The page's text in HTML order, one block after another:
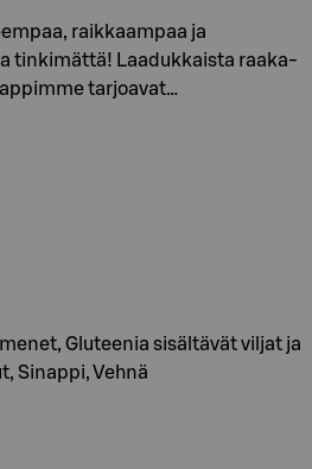
raikkaampaa ja
tinkimättä! Laadukkaista raaka-
tarjoavat…
Gluteenia sisältävät viljat ja
Sinappi, Vehnä